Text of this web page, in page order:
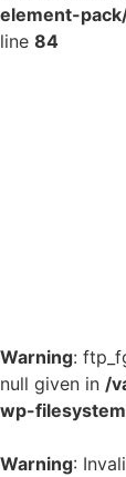
element-
line 84
Warning:
null given in /
wp-
Warning: